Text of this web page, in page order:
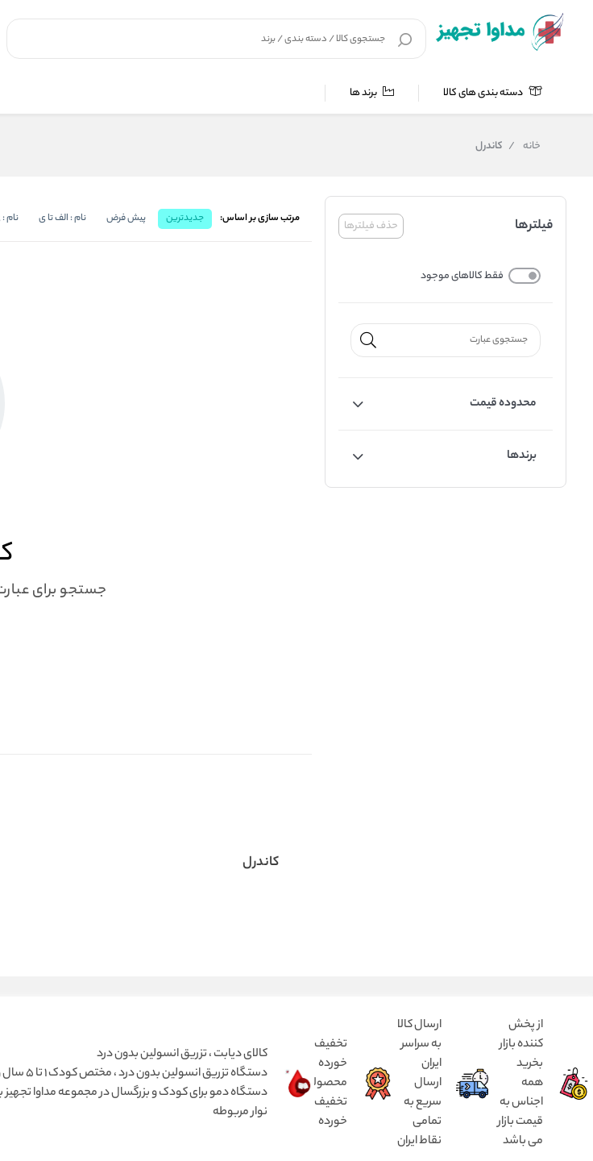
دسته بندی های کالا برند ها
خانه / کاندرل
حذف فیلترها فیلترها
فقط کالاهای موجود
محدوده قیمت
برندها
مرتب سازی بر اساس: جدیدترین پیش فرض نام : الف تا ی نام
جستجو برای
کاندرل
از پخش
کننده بازار
بخرید
همه
اجناس به
قیمت بازار
می باشد
ارسال کالا
به سراسر
ایران
ارسال
سریع به
تمامی
نقاط ایران
تخفیف
خورده
محصولات
تخفیف
خورده
کالای دیابت ، تزریق انسولین بدون درد
دستگاه دمو برای کودک و بزرگسال در مجموعه مداوا
نوار مربوطه